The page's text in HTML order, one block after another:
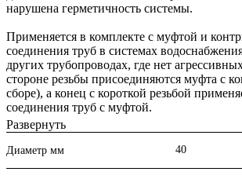
нарушена герметичность системы.
Применяется в комплекте с муфтой и
соединения труб в системах
других трубопроводах, где нет
стороне резьбы присоединяются муфта с
сборе), а конец с короткой резьбой
соединения труб с муфтой.
Развернуть
Диаметр мм 40